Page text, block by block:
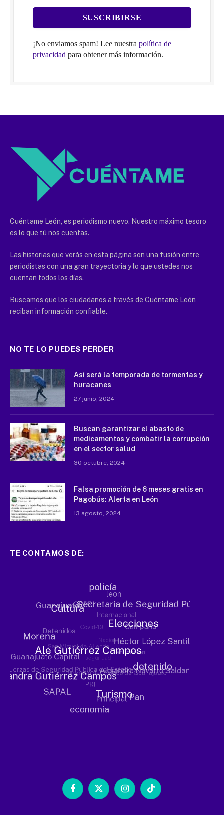
¡No enviamos spam! Lee nuestra política de
privacidad para obtener más información.
Cuéntame León, es periodismo nuevo. Nuestro máximo tesoro
es lo que tú nos cuentas.
Las historias que verás en esta página son una fusión entre
periodistas con una gran trayectoria y lo que ustedes nos
cuentan todos los días.
Buscamos que los ciudadanos a través de Cuéntame León
reciban información confiable.
NO TE LO PUEDES PERDER
Así será la temporada de tormentas y
huracanes
27 junio, 2024
Buscan garantizar el abasto de
medicamentos y combatir la corrupción
en el sector salud
30 octubre, 2024
Falsa promoción de 6 meses gratis en
Pagobús: Alerta en León
13 agosto, 2024
TE CONTAMOS DE:
Facebook
X
InstagramTikTok